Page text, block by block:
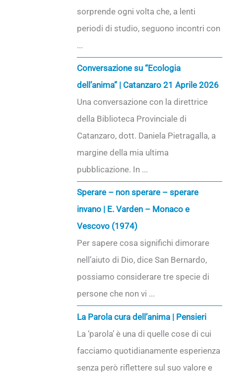
sorprende ogni volta che, a lenti
periodi di studio, seguono incontri con
...
Conversazione su “Ecologia
dell’anima” | Catanzaro 21 Aprile 2026
Una conversazione con la direttrice
della Biblioteca Provinciale di
Catanzaro, dott. Daniela Pietragalla, a
margine della mia ultima
pubblicazione. In ...
Sperare – non sperare – sperare
invano | E. Varden – Monaco e
Vescovo (1974)
Per sapere cosa significhi dimorare
nell’aiuto di Dio, dice San Bernardo,
possiamo considerare tre specie di
persone che non vi ...
La Parola cura dell’anima | Pensieri
La ‘parola’ è una di quelle cose di cui
facciamo quotidianamente esperienza
senza però riflettere sul suo valore e